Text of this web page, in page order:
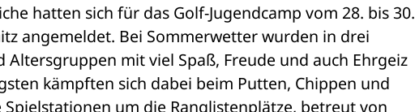
hatten sich für das Golf-Jugendcamp vom 28. bis 30.
angemeldet. Bei Sommerwetter wurden in drei
mit viel Spaß, Freude und auch Ehrgeiz
kämpften sich dabei beim Putten, Chippen und
um die Ranglistenplätze, betreut von